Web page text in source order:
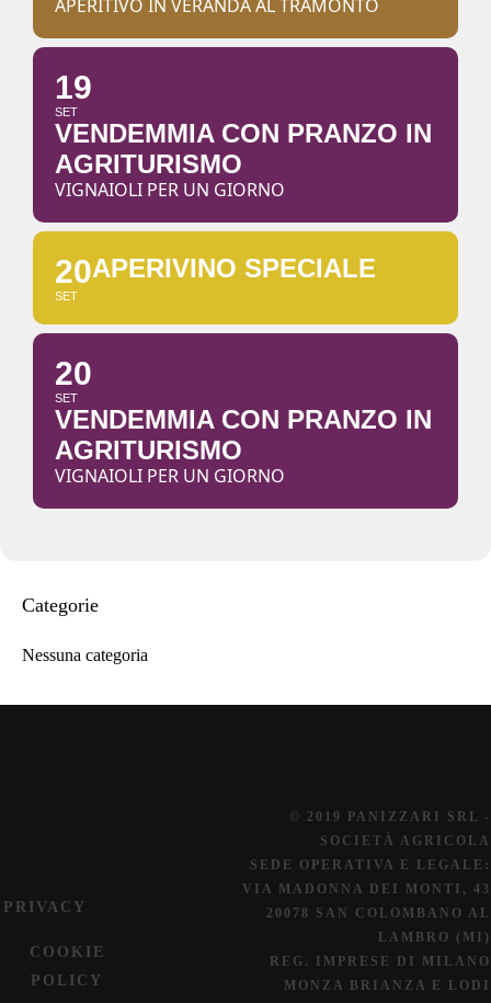
APERITIVO IN VERANDA AL TRAMONTO
19
SET
VENDEMMIA CON PRANZO IN
AGRITURISMO
VIGNAIOLI PER UN GIORNO
20
SET
APERIVINO SPECIALE
20
SET
VENDEMMIA CON PRANZO IN
AGRITURISMO
VIGNAIOLI PER UN GIORNO
Categorie
Nessuna categoria
PRIVACY
COOKIE
POLICY
© 2019 PANIZZARI SRL -
SOCIETÀ AGRICOLA
SEDE OPERATIVA E LEGALE:
VIA MADONNA DEI MONTI, 43
20078 SAN COLOMBANO AL
LAMBRO (MI)
REG. IMPRESE DI MILANO
MONZA BRIANZA E LODI